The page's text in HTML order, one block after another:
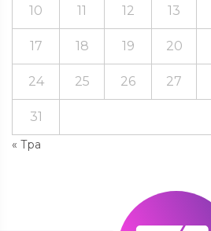
« Тра
10 11 12 13
17 18 19 20
24 25 26 27
31